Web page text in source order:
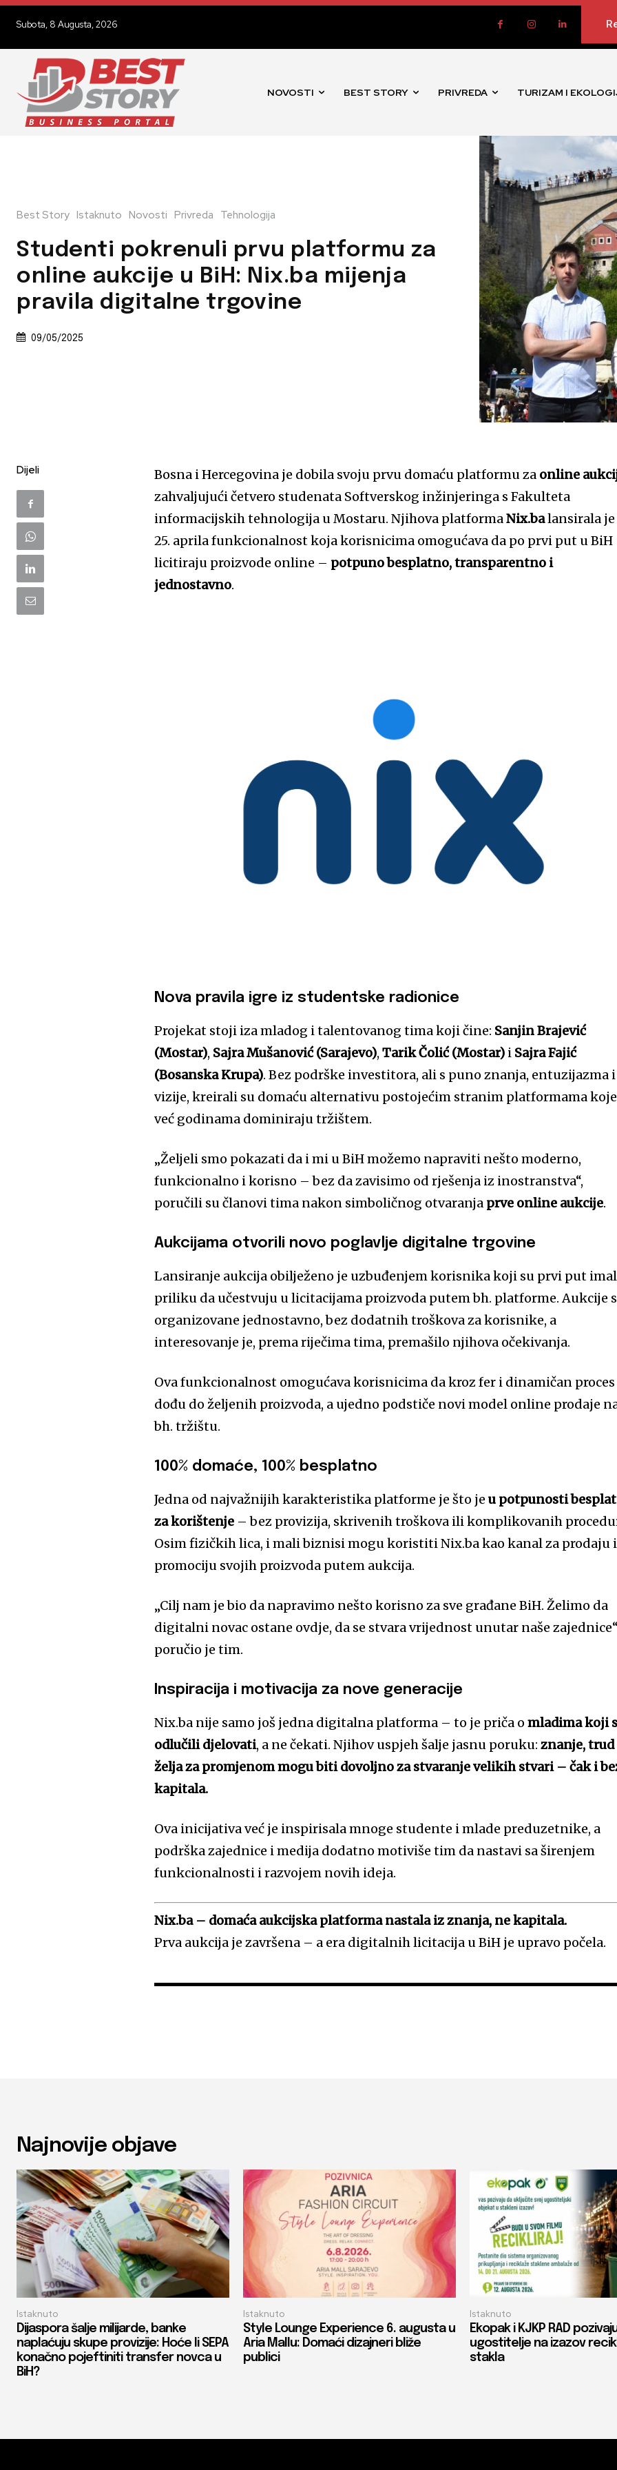
Subota, 8 Augusta, 2026
NOVOSTI BEST STORY PRIVREDA TURIZAM I
Best Story Istaknuto Novosti Privreda Tehnologija
Studenti pokrenuli prvu platformu za
online aukcije u BiH: Nix.ba mijenja
pravila digitalne trgovine
09/05/2025
Dijeli Bosna i Hercegovina je dobila svoju prvu domaću platformu za online
zahvaljujući četvero studenata Softverskog inžinjeringa s Fakulteta
informacijskih tehnologija u Mostaru. Njihova platformaNix.balansirala je
25. aprila funkcionalnost koja korisnicima omogućava da po prvi put u BiH
licitiraju proizvode online – potpuno besplatno, transparentno i
jednostavno.
Nova pravila igre iz studentske radionice
Projekat stoji iza mladog i talentovanog tima koji čine: Sanjin Brajević
(Mostar), Sajra Mušanović (Sarajevo),Tarik Čolić (Mostar) i Sajra Fajić
(Bosanska Krupa). Bez podrške investitora, ali s puno znanja, entuzijazma i
vizije, kreirali su domaću alternativu postojećim stranim platformama koje
već godinama dominiraju tržištem.
„Željeli smo pokazati da i mi u BiH možemo napraviti nešto moderno,
funkcionalno i korisno – bez da zavisimo od rješenja iz inostranstva“,
poručili su članovi tima nakon simboličnog otvaranja prve online aukcije.
Aukcijama otvorili novo poglavlje digitalne trgovine
Lansiranje aukcija obilježeno je uzbuđenjem korisnika koji su prvi put
priliku da učestvuju u licitacijama proizvoda putem bh. platforme. Aukcije
organizovane jednostavno, bez dodatnih troškova za korisnike, a
interesovanje je, prema riječima tima, premašilo njihova očekivanja.
Ova funkcionalnost omogućava korisnicima da kroz fer i dinamičan proces
dođu do željenih proizvoda, a ujedno podstiče novi model online prodaje
bh. tržištu.
100% domaće, 100% besplatno
Jedna od najvažnijih karakteristika platforme je što jeu potpunosti
za korištenje – bez provizija, skrivenih troškova ili komplikovanih
Osim fizičkih lica, i mali biznisi mogu koristiti Nix.ba kao kanal za prodaju
promociju svojih proizvoda putem aukcija.
„Cilj nam je bio da napravimo nešto korisno za sve građane BiH. Želimo da
digitalni novac ostane ovdje, da se stvara vrijednost unutar naše
poručio je tim.
Inspiracija i motivacija za nove generacije
Nix.ba nije samo još jedna digitalna platforma – to je priča omladima koji
odlučili djelovati, a ne čekati. Njihov uspjeh šalje jasnu poruku:znanje,
želja za promjenom mogu biti dovoljno za stvaranje velikih stvari – čak i
kapitala.
Ova inicijativa već je inspirisala mnoge studente i mlade preduzetnike, a
podrška zajednice i medija dodatno motiviše tim da nastavi sa širenjem
funkcionalnosti i razvojem novih ideja.
Nix.ba – domaća aukcijska platforma nastala iz znanja, ne kapitala.
Prva aukcija je završena – a era digitalnih licitacija u BiH je upravo počela.
Najnovije objave
Istaknuto
Dijaspora šalje milijarde, banke
naplaćuju skupe provizije: Hoće li SEPA
konačno pojeftiniti transfer novca u
BiH?
Istaknuto
Style Lounge Experience 6. augusta u
Aria Mallu: Domaći dizajneri bliže
publici
Istaknuto
Ekopak i KJKP RAD
ugostitelje na izazov
stakla